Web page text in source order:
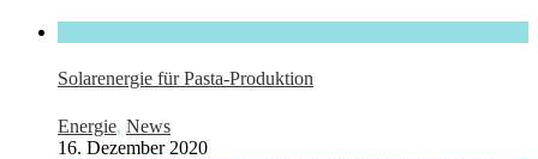
Solarenergie für Pasta-Produktion
Energie, News
16. Dezember 2020